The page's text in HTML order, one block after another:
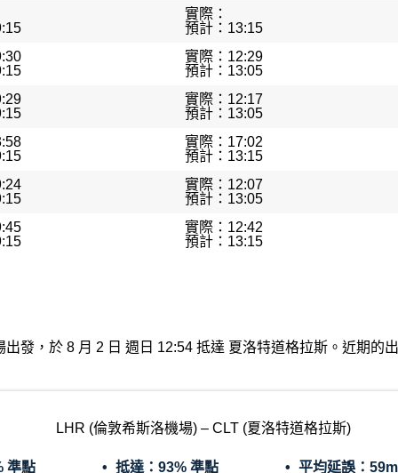
實際：
預計：13:15
實際：12:29
預計：13:05
實際：12:17
預計：13:05
實際：17:02
預計：13:15
實際：12:07
預計：13:05
實際：12:42
預計：13:15
發，於 8 月 2 日 週日 12:54 抵達 夏洛特道格拉斯。近期的
LHR (倫敦希斯洛機場) – CLT (夏洛特道格拉斯)
準點 抵達： 93% 準點 平均延誤：